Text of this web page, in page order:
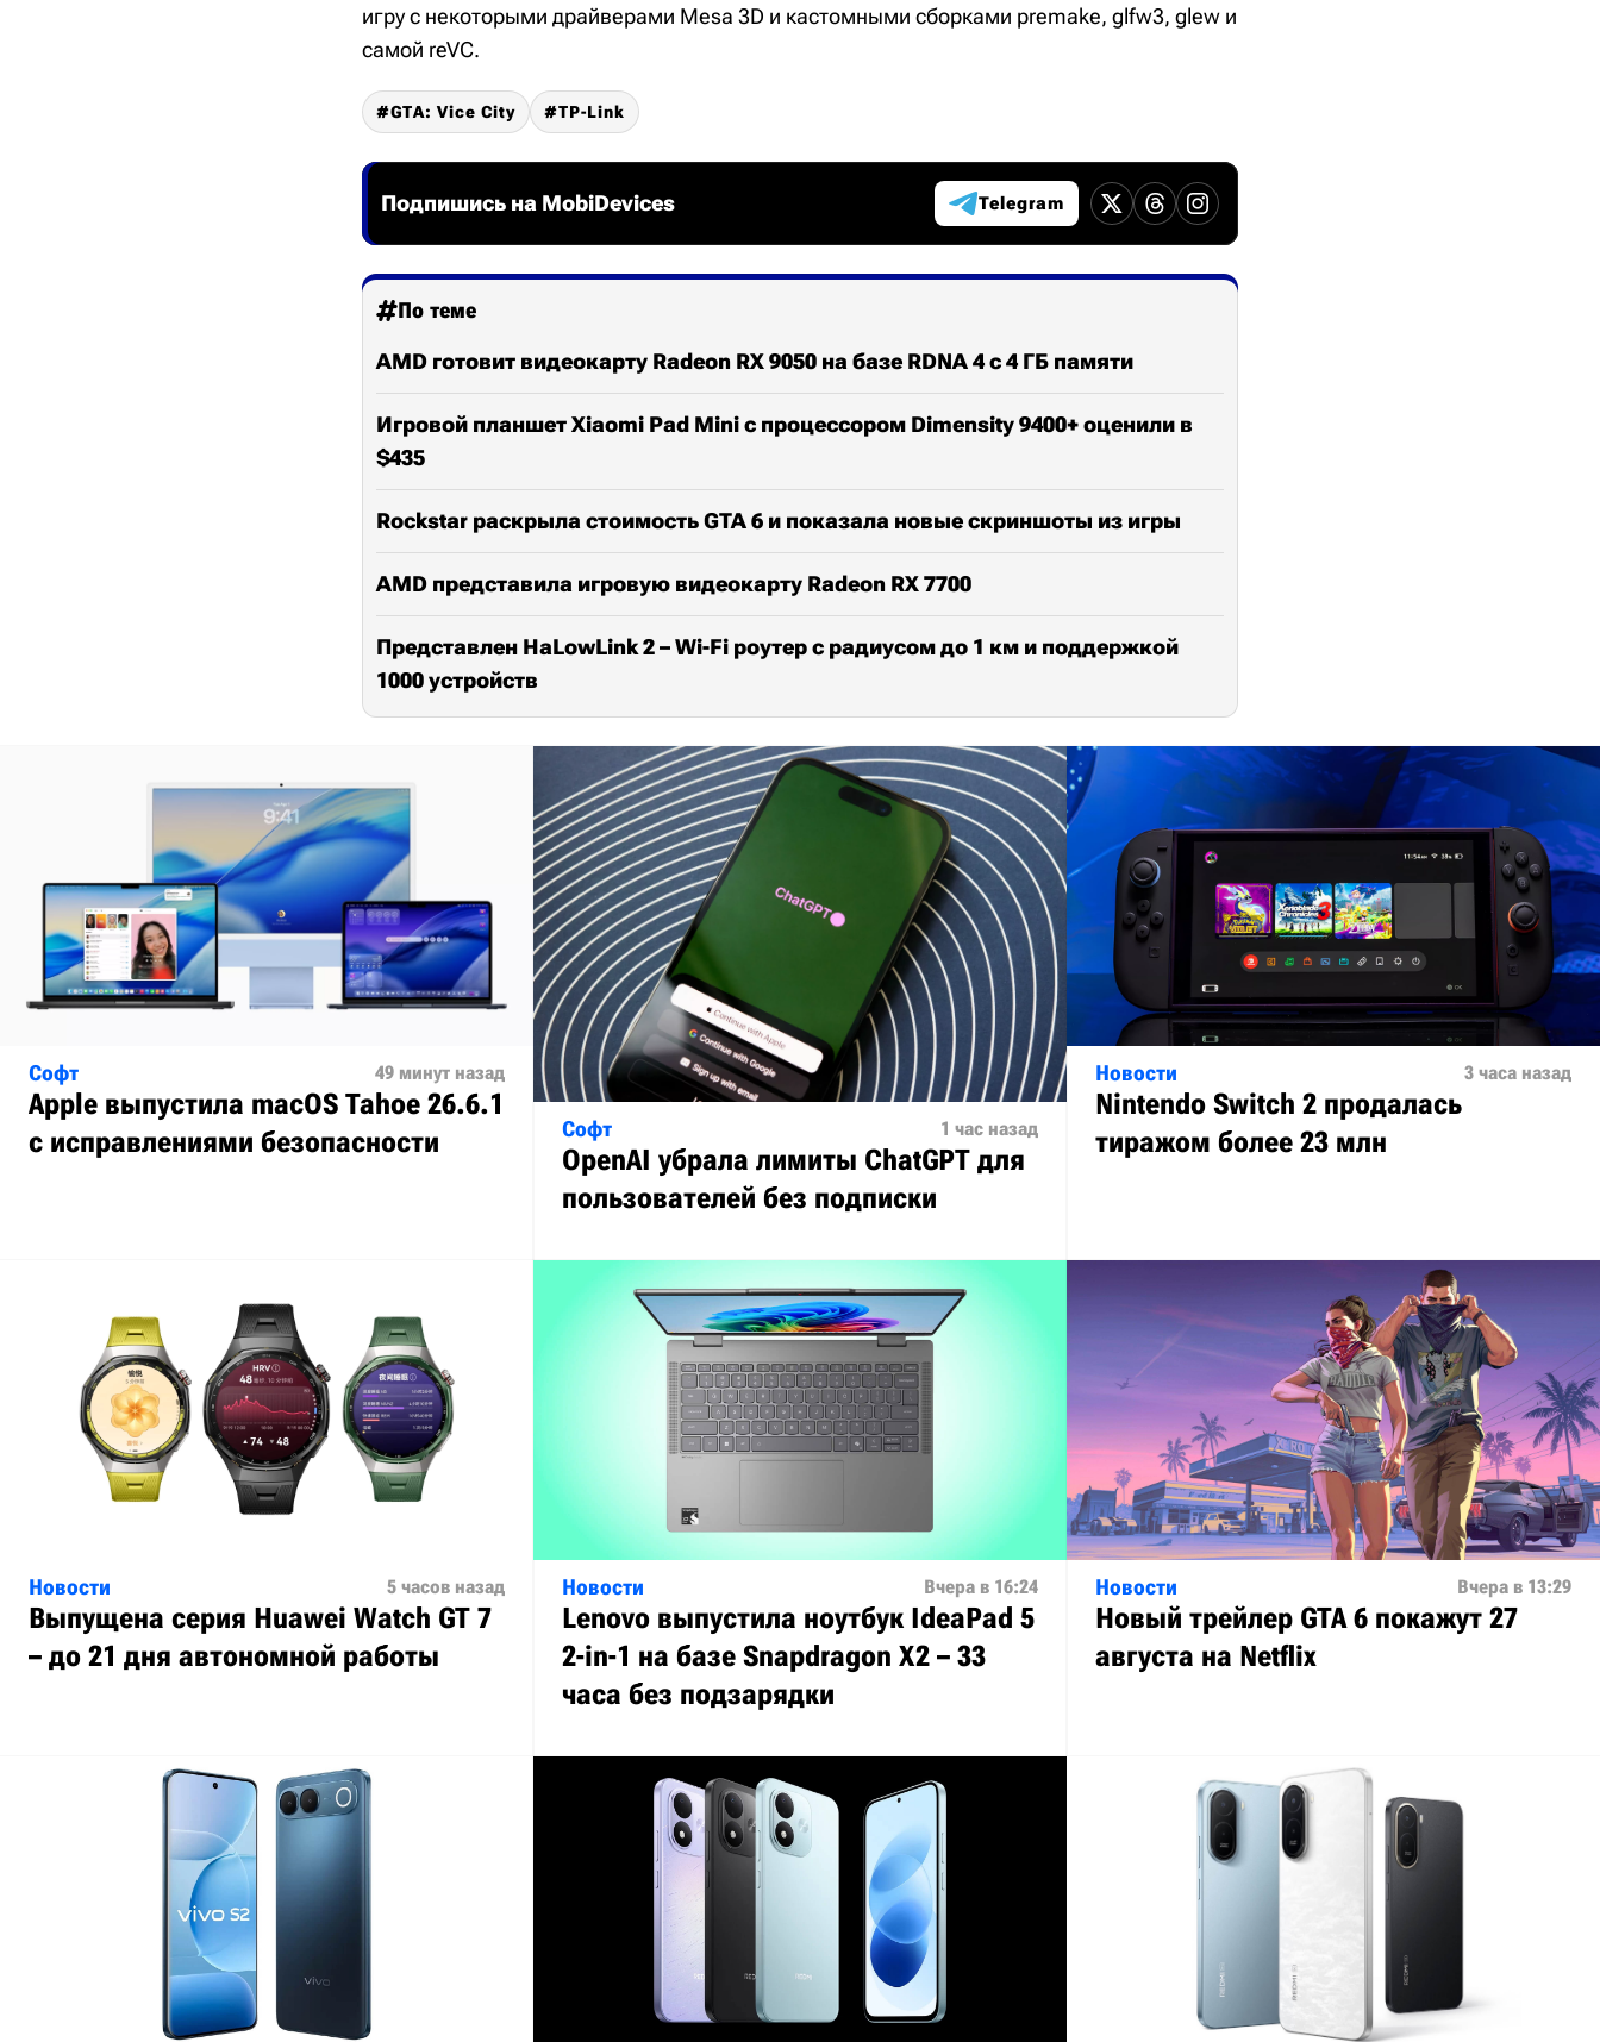
игру с некоторыми драйверами Mesa 3D и кастомными сборками premake, glfw3, glew и
самой reVC.
GTA: Vice City TP-Link
Подпишись на MobiDevices Telegram
По теме
AMD готовит видеокарту Radeon RX 9050 на базе RDNA 4 с 4 ГБ памяти
Игровой планшет Xiaomi Pad Mini с процессором Dimensity 9400+ оценили в
$435
Rockstar раскрыла стоимость GTA 6 и показала новые скриншоты из игры
AMD представила игровую видеокарту Radeon RX 7700
Представлен HaLowLink 2 – Wi-Fi роутер с радиусом до 1 км и поддержкой
1000 устройств
Софт 49 минут назад
Apple выпустила macOS Tahoe 26.6.1
с исправлениями безопасности
Софт 1 час назад
OpenAI убрала лимиты ChatGPT для
пользователей без подписки
Новости 3 часа назад
Nintendo Switch 2 продалась
тиражом более 23 млн
Новости 5 часов назад
Выпущена серия Huawei Watch GT 7
– до 21 дня автономной работы
Новости Вчера в 16:24
Lenovo выпустила ноутбук IdeaPad 5
2-in-1 на базе Snapdragon X2 – 33
часа без подзарядки
Новости Вчера в 13:29
Новый трейлер GTA 6 покажут 27
августа на Netflix